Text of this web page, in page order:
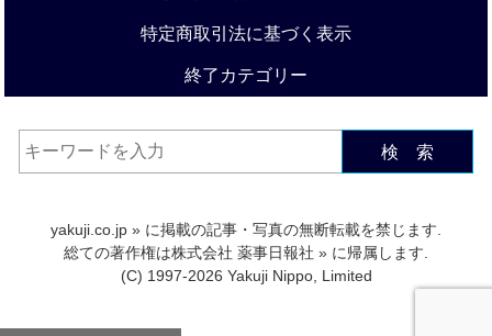
特定商取引法に基づく表示
終了カテゴリー
検 索
yakuji.co.jp » に掲載の記事・写真の無断転載を禁じます.
総ての著作権は株式会社 薬事日報社 » に帰属します.
(C) 1997-2026 Yakuji Nippo, Limited